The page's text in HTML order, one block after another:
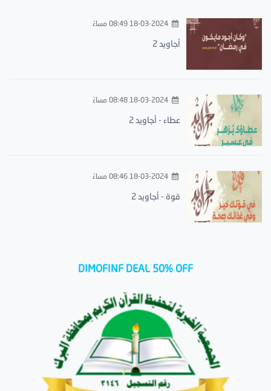
18-03-2024 08:49 مساءً
أجاويد 2
18-03-2024 08:48 مساءً
عطاء - أجاويد 2
18-03-2024 08:46 مساءً
قوة - أجاويد 2
DIMOFINF DEAL 50% OFF